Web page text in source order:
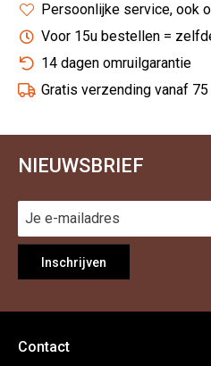
Persoonlijke service, ook
Voor 15u bestellen =
14 dagen omruilgarantie
Gratis verzending vanaf 75
NIEUWSBRIEF
Inschrijven
Contact